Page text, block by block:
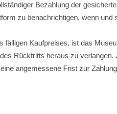
Bezahlung der
zu benachrichtigen, wenn und
Kaufpreises, ist das
Rücktritts heraus zu verlangen.
angemessene Frist zur